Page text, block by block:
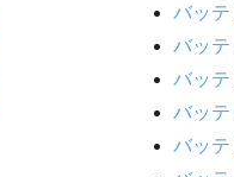
バッテ
バッ
バッ
バッ
バッ